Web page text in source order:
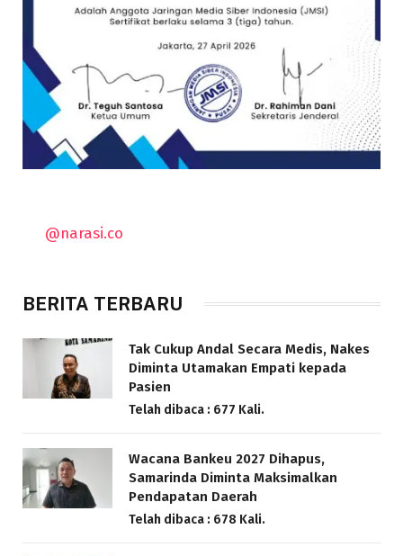
@narasi.co
BERITA TERBARU
Tak Cukup Andal Secara Medis, Nakes
Diminta Utamakan Empati kepada
Pasien
Telah dibaca : 677 Kali.
Wacana Bankeu 2027 Dihapus,
Samarinda Diminta Maksimalkan
Pendapatan Daerah
Telah dibaca : 678 Kali.